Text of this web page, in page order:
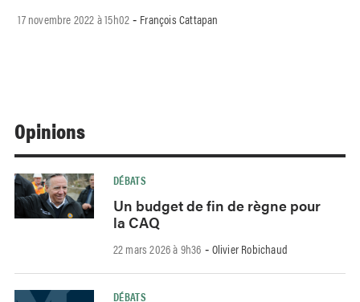
17 novembre 2022 à 15h02 - François Cattapan
Opinions
DÉBATS
Un budget de fin de règne pour
la CAQ
22 mars 2026 à 9h36 - Olivier Robichaud
DÉBATS